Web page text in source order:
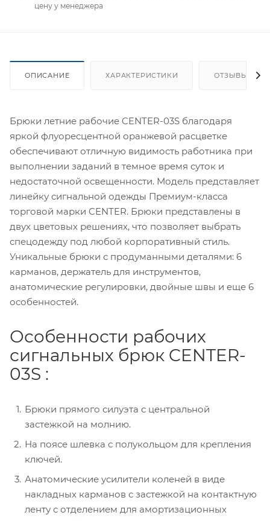
цену у менеджера
ОПИСАНИЕ ХАРАКТЕРИСТИКИ ОТЗЫВЫ
Брюки летние рабочие CENTER-03S благодаря
яркой флуоресцентной оранжевой расцветке
обеспечивают отличную видимость работника при
выполнении заданий в темное время суток и
недостаточной освещенности. Модель представляет
линейку сигнальной одежды Премиум-класса
торговой марки CENTER. Брюки представлены в
двух цветовых решениях, что позволяет выбрать
спецодежду под любой корпоративный стиль.
Уникальные брюки с продуманными деталями: 6
карманов, держатель для инструментов,
анатомические регулировки, двойные швы и еще 6
особенностей.
Особенности рабочих
сигнальных брюк CENTER-
03S :
Брюки прямого силуэта с центральной
застежкой на молнию.
На поясе шлевка с полукольцом для крепления
ключей.
Анатомические усилители коленей в виде
накладных карманов с застежкой на контактную
ленту с отделением для амортизационных